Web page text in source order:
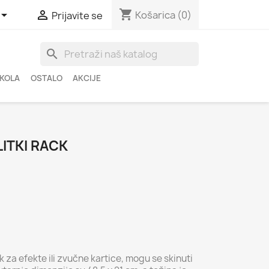
 Prijavite se shopping_cart Košarica (0)
search
OSTALO AKCIJE
RACK
za efekte ili zvučne kartice, mogu se skinuti